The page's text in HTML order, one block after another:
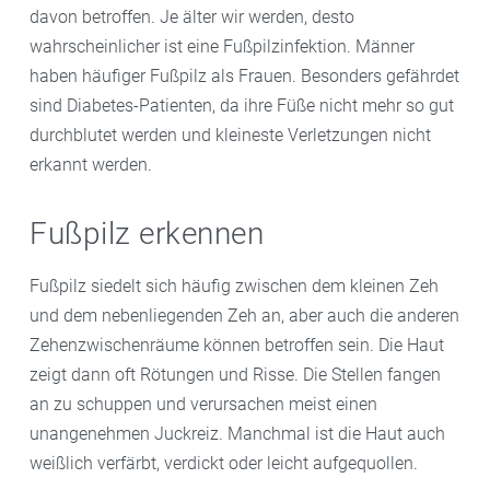
davon betroffen. Je älter wir werden, desto
wahrscheinlicher ist eine Fußpilzinfektion. Männer
haben häufiger Fußpilz als Frauen. Besonders gefährdet
sind Diabetes-Patienten, da ihre Füße nicht mehr so gut
durchblutet werden und kleineste Verletzungen nicht
erkannt werden.
Fußpilz erkennen
Fußpilz siedelt sich häufig zwischen dem kleinen Zeh
und dem nebenliegenden Zeh an, aber auch die anderen
Zehenzwischenräume können betroffen sein. Die Haut
zeigt dann oft Rötungen und Risse. Die Stellen fangen
an zu schuppen und verursachen meist einen
unangenehmen Juckreiz. Manchmal ist die Haut auch
weißlich verfärbt, verdickt oder leicht aufgequollen.